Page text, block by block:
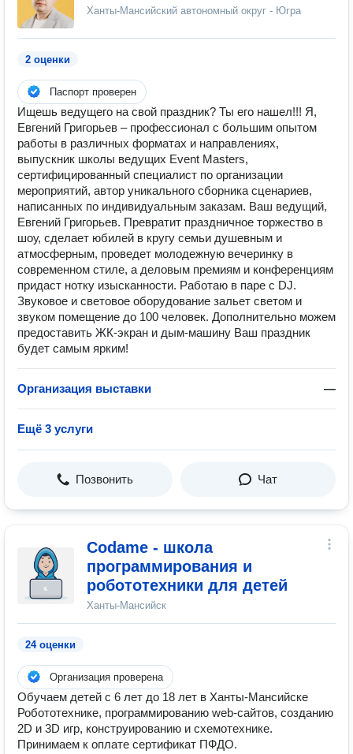
Ханты-Мансийский автономный округ - Югра
2 оценки
Паспорт проверен
Ищешь ведущего на свой праздник? Ты его нашел!!! Я,
Евгений Григорьев – профессионал с большим опытом
работы в различных форматах и направлениях,
выпускник школы ведущих Event Masters,
сертифицированный специалист по организации
мероприятий, автор уникального сборника сценариев,
написанных по индивидуальным заказам. Ваш ведущий,
Евгений Григорьев. Превратит праздничное торжество в
шоу, сделает юбилей в кругу семьи душевным и
атмосферным, проведет молодежную вечеринку в
современном стиле, а деловым премиям и конференциям
придаст нотку изысканности. Работаю в паре с DJ.
Звуковое и световое оборудование зальет светом и
звуком помещение до 100 человек. Дополнительно можем
предоставить ЖК-экран и дым-машину Ваш праздник
будет самым ярким!
Организация выставки —
Ещё 3 услуги
Позвонить Чат
Codame - школа
программирования и
робототехники для детей
Ханты-Мансийск
24 оценки
Организация проверена
Обучаем детей с 6 лет до 18 лет в Ханты-Мансийске
Робототехнике, программированию web-сайтов, созданию
2D и 3D игр, конструированию и схемотехнике.
Принимаем к оплате сертификат ПФДО.